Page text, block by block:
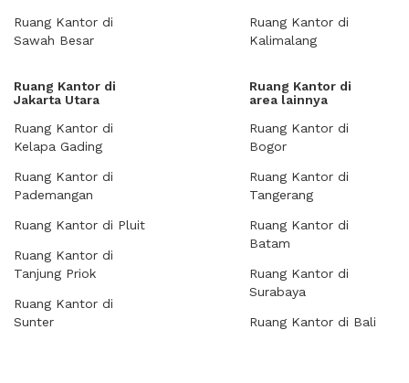
Ruang Kantor di
Sawah Besar
Ruang Kantor di
Kalimalang
Ruang Kantor di
Jakarta Utara
Ruang Kantor di
Kelapa Gading
Ruang Kantor di
Pademangan
Ruang Kantor di Pluit
Ruang Kantor di
Tanjung Priok
Ruang Kantor di
Sunter
Ruang Kantor di
area lainnya
Ruang Kantor di
Bogor
Ruang Kantor di
Tangerang
Ruang Kantor di
Batam
Ruang Kantor di
Surabaya
Ruang Kantor di Bali